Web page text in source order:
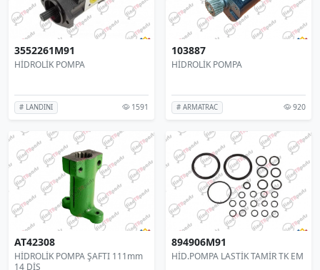
3552261M91
HİDROLİK POMPA
# LANDINI 1591
103887
HİDROLİK POMPA
# ARMATRAC 920
AT42308
HİDROLİK POMPA ŞAFTI 111mm
14 DİŞ
894906M91
HİD.POMPA LASTİK TAMİR TK EM